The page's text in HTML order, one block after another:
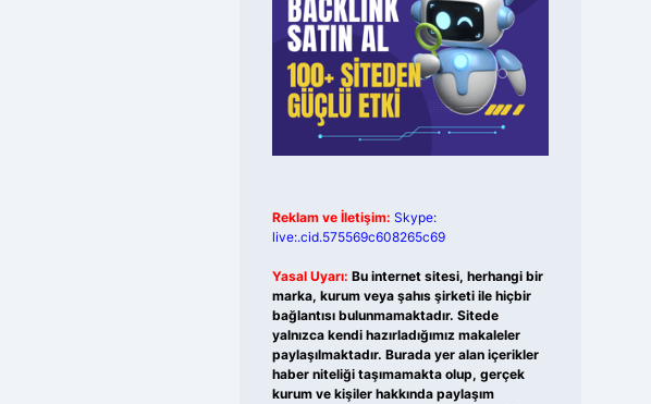
Reklam ve İletişim: Skype:
live:.cid.575569c608265c69
Yasal Uyarı: Bu internet sitesi, herhangi bir
marka, kurum veya şahıs şirketi ile hiçbir
bağlantısı bulunmamaktadır. Sitede
yalnızca kendi hazırladığımız makaleler
paylaşılmaktadır. Burada yer alan içerikler
haber niteliği taşımamakta olup, gerçek
kurum ve kişiler hakkında paylaşım